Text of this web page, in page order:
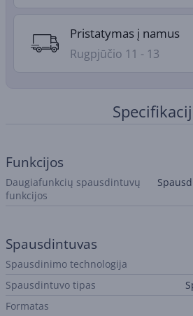
Pristatymas į namus
Rugpjūčio 11 - 13
Funkcijos
Daugiafunkcių spausdintuvų
funkcijos
Spausdintuvas
Spausdinimo technologija
Spausdintuvo tipas
Formatas